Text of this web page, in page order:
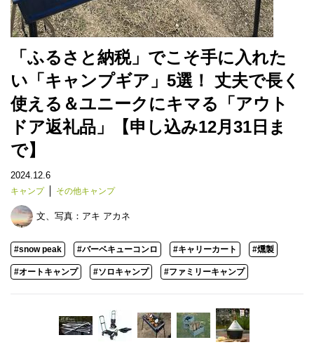
「ふるさと納税」でこそ手に入れた
い「キャンプギア」5選！ 丈夫で長く
使える＆ユニークにキマる「アウト
ドア返礼品」【申し込み12月31日ま
で】
2024.12.6
キャンプ その他キャンプ
文、写真： アキ アカネ
#snow peak #バーベキューコンロ #キャリーカート #燻製
#オートキャンプ #ソロキャンプ #ファミリーキャンプ